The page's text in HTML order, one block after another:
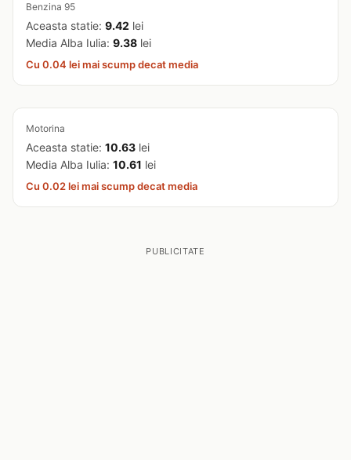
Benzina 95
Aceasta statie: 9.42 lei
Media Alba Iulia: 9.38 lei
Cu 0.04 lei mai scump decat media
Motorina
Aceasta statie: 10.63 lei
Media Alba Iulia: 10.61 lei
Cu 0.02 lei mai scump decat media
PUBLICITATE